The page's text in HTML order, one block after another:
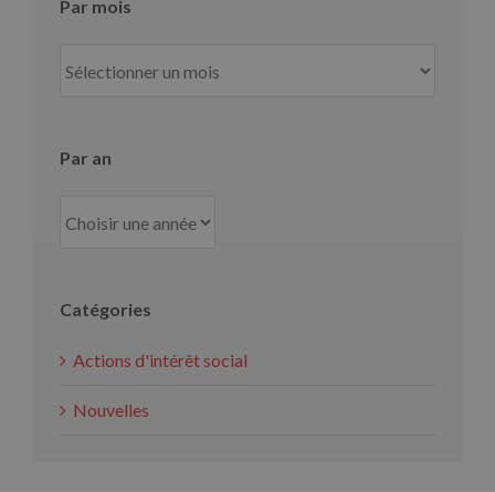
Par mois
mois
Par an
Catégories
Actions d'intérêt social
Nouvelles